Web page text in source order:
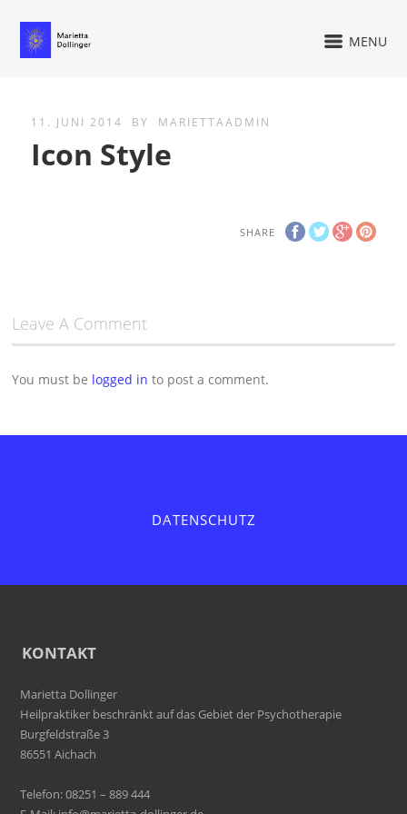
MENU
11. JUNI 2014 BY MARIETTAADMIN
Icon Style
SHARE
Leave A Comment
You must be logged in to post a comment.
DATENSCHUTZ
KONTAKT
Marietta Dollinger
Heilpraktiker beschränkt auf das Gebiet der Psychotherapie
Burgfeldstraße 3
86551 Aichach
Telefon: 08251 – 889 444